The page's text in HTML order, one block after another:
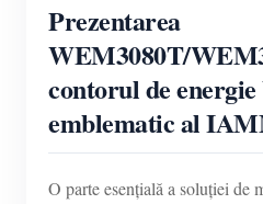
Prezentarea
WEM3080T/
contorul de
emblematic al
O parte esențială a soluției de